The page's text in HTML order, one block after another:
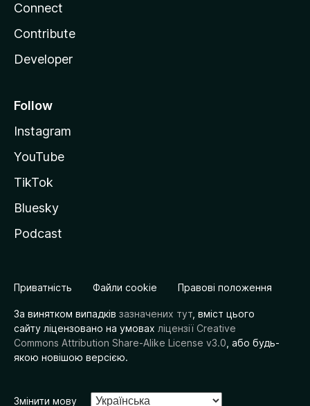
Connect
Contribute
Developer
Follow
Instagram
YouTube
TikTok
Bluesky
Podcast
Приватність Файли cookie Правові положення
За винятком випадків зазначених тут , вміст цього
сайту ліцензовано на умовах ліцензії Creative
Commons Attribution Share-Alike License v3.0 , або будь-
якою новішою версією.
Змінити мову